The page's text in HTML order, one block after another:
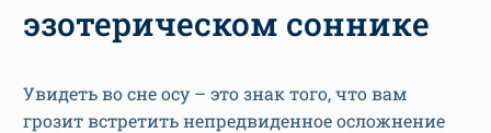
эзотерическом соннике
Увидеть во сне осу – это знак того, что вам
грозит встретить непредвиденное осложнение